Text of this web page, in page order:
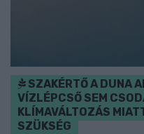
SZAKÉRTŐ A DUNA
VÍZLÉPCSŐ SEM
KLÍMAVÁLTOZÁS
SZÜKSÉG